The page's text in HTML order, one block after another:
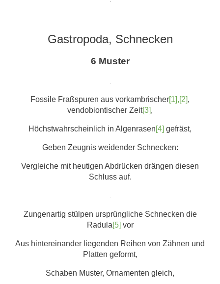
Gastropoda, Schnecken
6 Muster
Fossile Fraßspuren aus vorkambrischer[1],[2],
vendobiontischer Zeit[3],
Höchstwahrscheinlich in Algenrasen[4] gefräst,
Geben Zeugnis weidender Schnecken:
Vergleiche mit heutigen Abdrücken drängen diesen
Schluss auf.
Zungenartig stülpen ursprüngliche Schnecken die
Radula[5] vor
Aus hintereinander liegenden Reihen von Zähnen und
Platten geformt,
Schaben Muster, Ornamenten gleich,